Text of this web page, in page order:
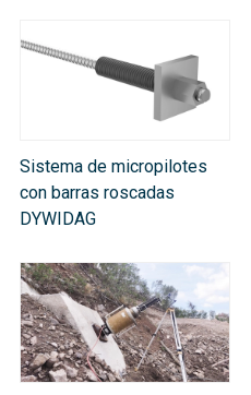
Sistema de micropilotes
con barras roscadas
DYWIDAG